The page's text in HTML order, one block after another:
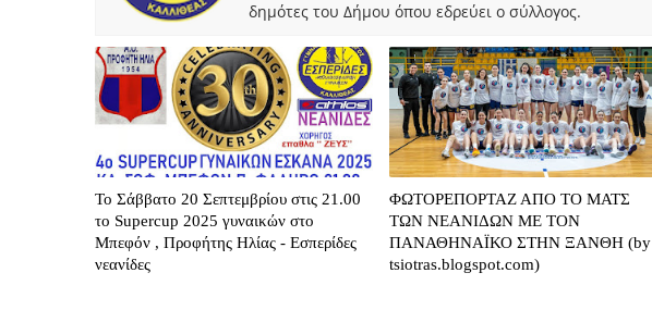
δημότες του Δήμου όπου εδρεύει ο σύλλογος.
Το Σάββατο 20 Σεπτεμβρίου στις 21.00
το Supercup 2025 γυναικών στο
Μπεφόν , Προφήτης Ηλίας - Εσπερίδες
νεανίδες
ΦΩΤΟΡΕΠΟΡΤΑΖ ΑΠΟ ΤΟ ΜΑΤΣ
ΤΩΝ ΝΕΑΝΙΔΩΝ ΜΕ ΤΟΝ
ΠΑΝΑΘΗΝΑΪΚΟ ΣΤΗΝ ΞΑΝΘΗ (by
tsiotras.blogspot.com)